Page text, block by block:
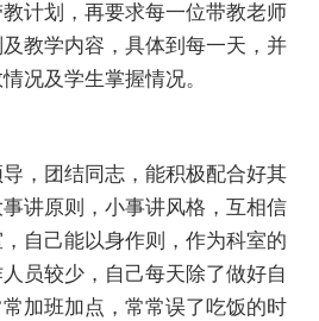
计划，再要求每一位带教老师
教学内容，具体到每一天，并
况及学生掌握情况。
团结同志，能积极配合好其
讲原则，小事讲风格，互相信
自己能以身作则，作为科室的
员较少，自己每天除了做好自
加班加点，常常误了吃饭的时